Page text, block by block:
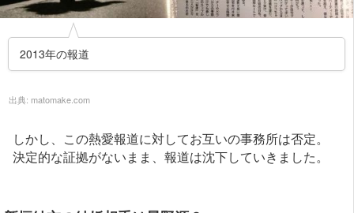
2013年の報道
出典: matomake.com
しかし、この熱愛報道に対してお互いの事務所は否定。
決定的な証拠がないまま、報道は沈下していきました。